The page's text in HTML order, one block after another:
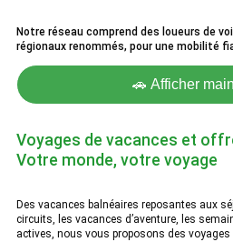
Notre réseau comprend des loueurs de
régionaux renommés, pour une mobilité
🚗 Afficher
Voyages de vacances et
Votre monde, votre voyage
Des vacances balnéaires reposantes aux
circuits, les vacances d’aventure, les
actives, nous vous proposons des